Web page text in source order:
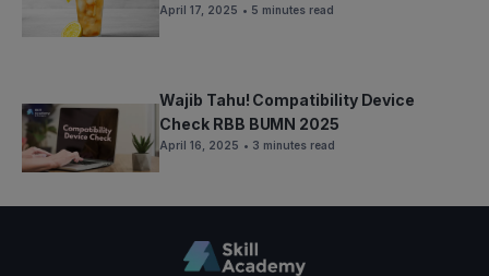
April 17, 2025 • 5 minutes read
Wajib Tahu! Compatibility Device
Check RBB BUMN 2025
April 16, 2025 • 3 minutes read